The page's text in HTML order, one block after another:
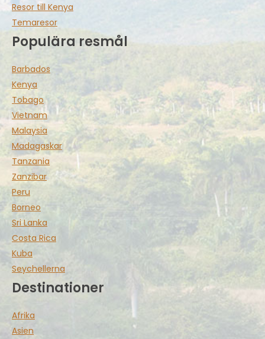
Resor till Kenya
Temaresor
Populära resmål
Barbados
Kenya
Tobago
Vietnam
Malaysia
Madagaskar
Tanzania
Zanzibar
Peru
Borneo
Sri Lanka
Costa Rica
Kuba
Seychellerna
Destinationer
Afrika
Asien